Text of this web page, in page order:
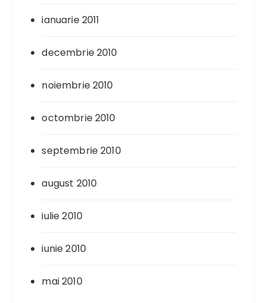
ianuarie 2011
decembrie 2010
noiembrie 2010
octombrie 2010
septembrie 2010
august 2010
iulie 2010
iunie 2010
mai 2010